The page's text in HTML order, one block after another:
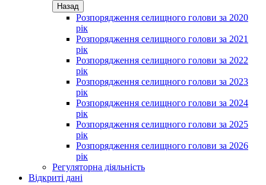
Назад
Розпорядження селищного голови за 2020
рік
Розпорядження селищного голови за 2021
рік
Розпорядження селищного голови за 2022
рік
Розпорядження селищного голови за 2023
рік
Розпорядження селищного голови за 2024
рік
Розпорядження селищного голови за 2025
рік
Розпорядження селищного голови за 2026
рік
Регуляторна діяльність
Відкриті дані